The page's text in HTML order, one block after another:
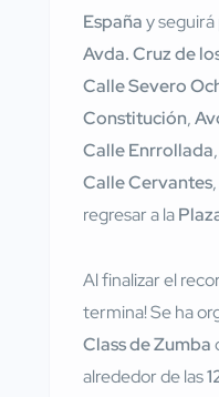
Españay seguirá
Avda. Cruz de
Calle Severo
Constitución,
Calle Enrrollada,
Calle Cervantes
regresar a la
Al finalizar el
termina! Se ha
Class de Zumba
alrededor de las